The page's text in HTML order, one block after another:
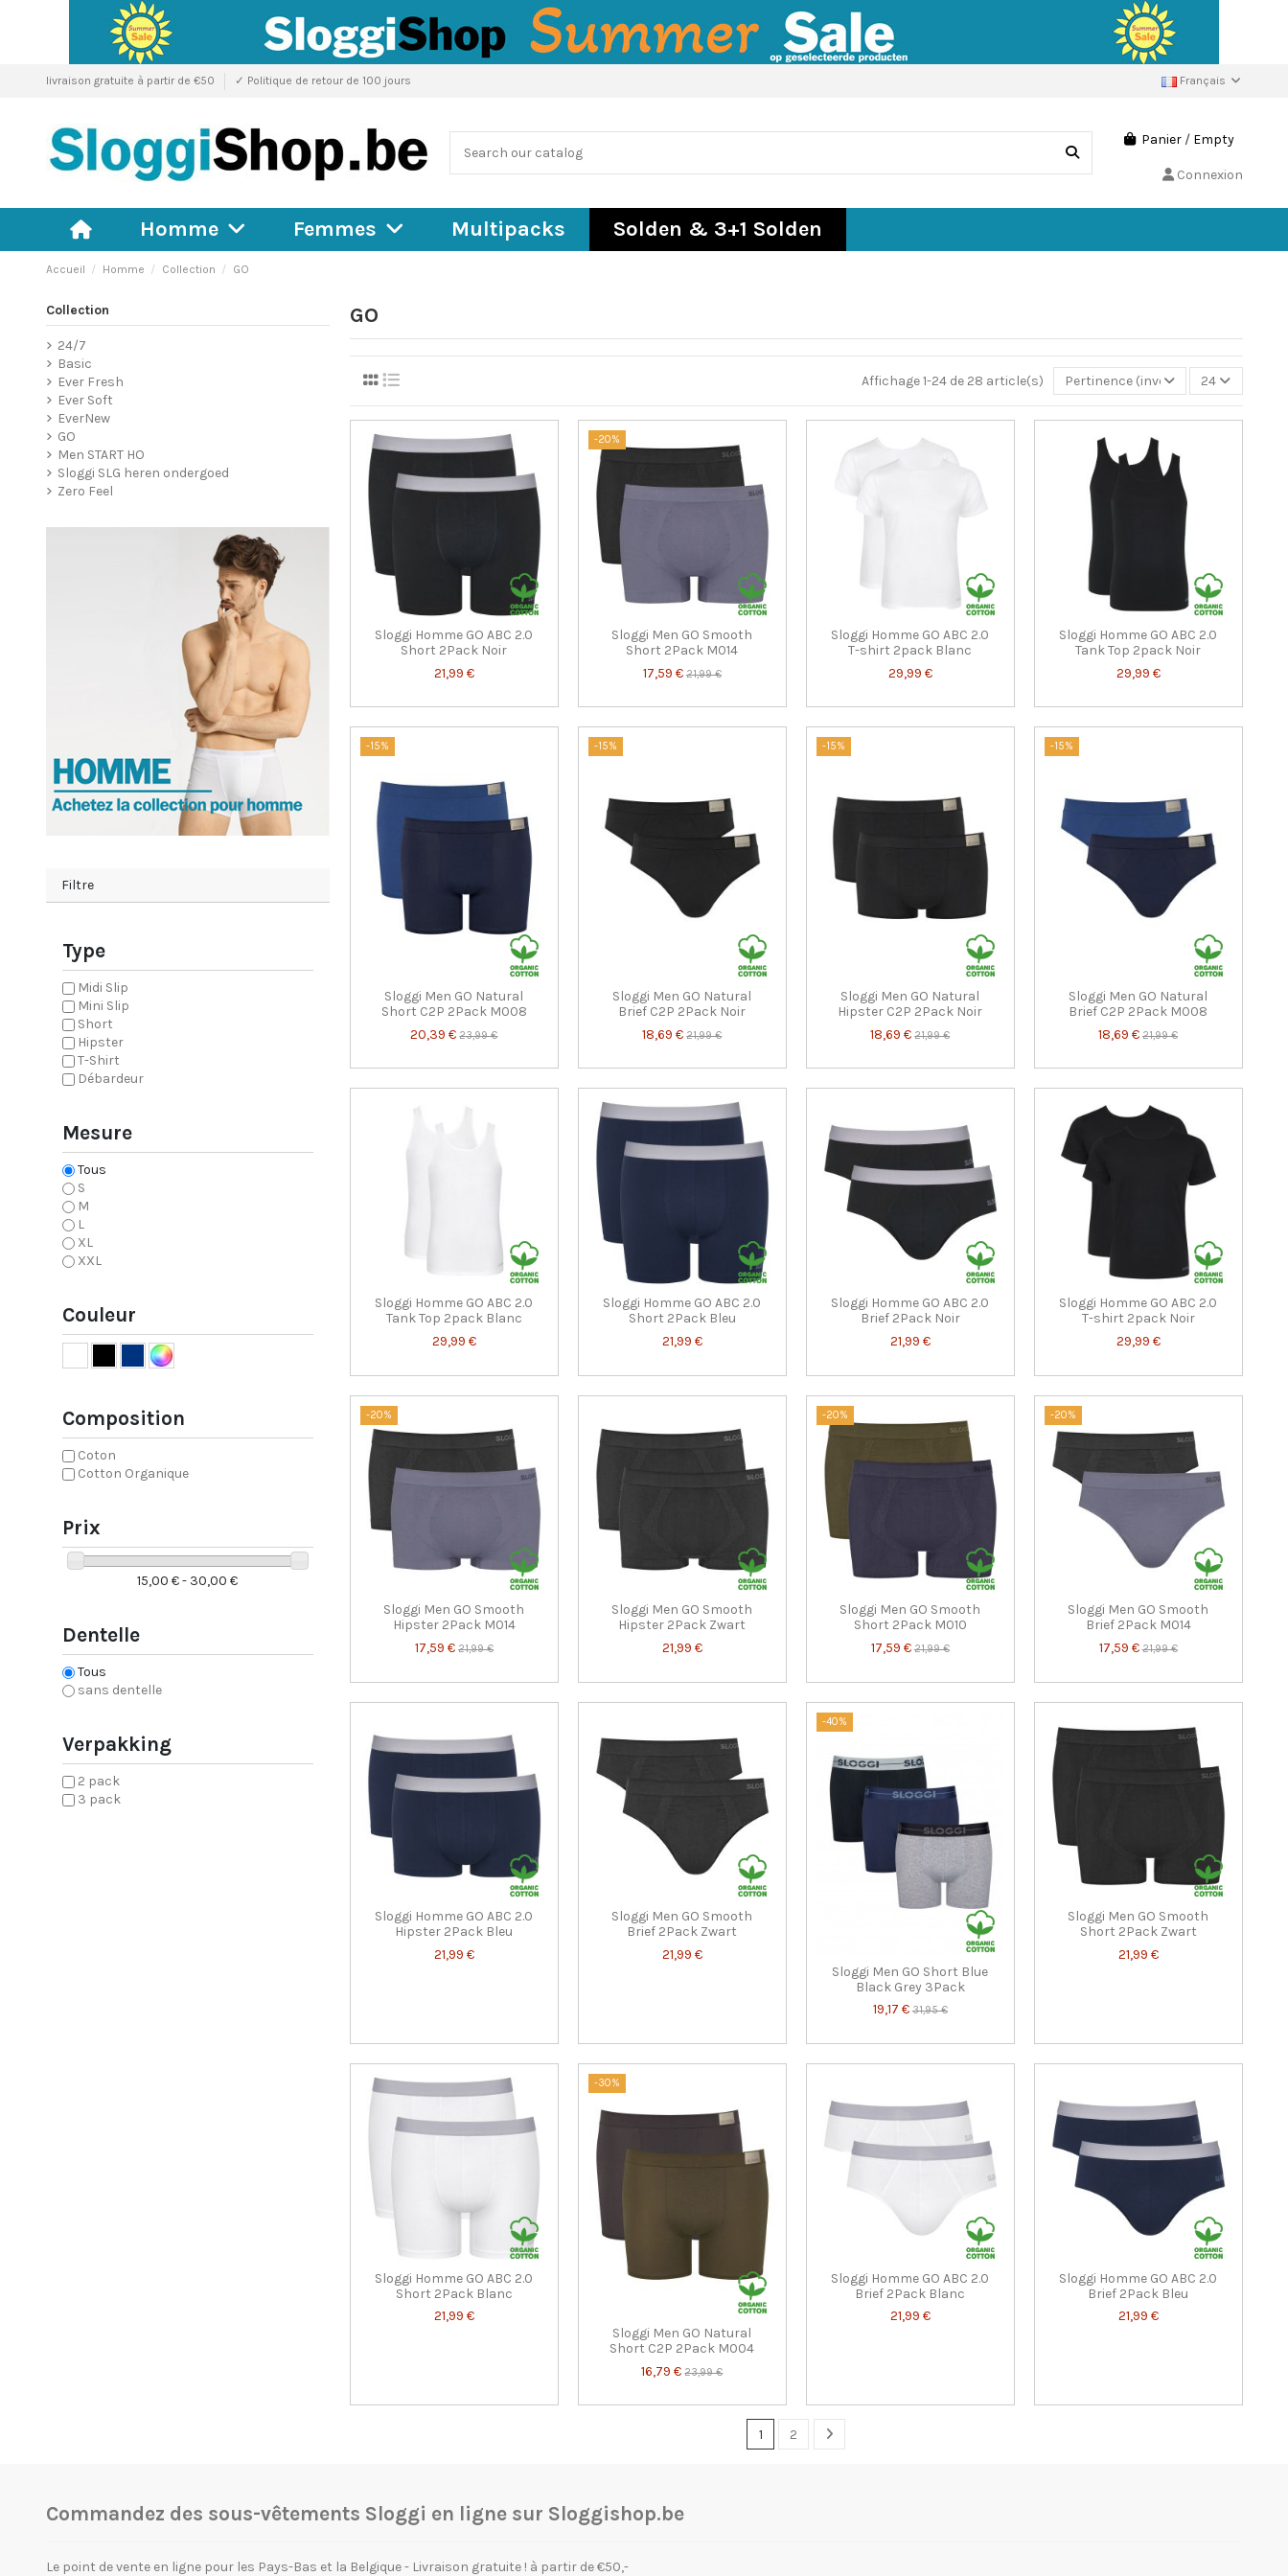
livraison gratuite à partir de €50 ✓ Politique de retour de 100 jours Français
Panier / Empty
Connexion
Homme Femmes Multipacks Solden & 3+1 Solden
Accueil Homme Collection GO
GO
Affichage 1-24 de 28 article(s) Pertinence (inverse) 24
Sloggi Homme GO ABC 2.0
Short 2Pack Noir
21,99 €
-20%
Sloggi Men GO Smooth
Short 2Pack M014
17,59 € 21,99 €
Sloggi Homme GO ABC 2.0
T-shirt 2pack Blanc
29,99 €
Sloggi Homme GO ABC 2.0
Tank Top 2pack Noir
29,99 €
-15%
Sloggi Men GO Natural
Short C2P 2Pack M008
20,39 €23,99 €
-15%
Sloggi Men GO Natural
Brief C2P 2Pack Noir
18,69 €21,99 €
-15%
Sloggi Men GO Natural
Hipster C2P 2Pack Noir
18,69 €21,99 €
-15%
Sloggi Men GO Natural
Brief C2P 2Pack M008
18,69 €21,99 €
Sloggi Homme GO ABC 2.0
Tank Top 2pack Blanc
29,99 €
Sloggi Homme GO ABC 2.0
Short 2Pack Bleu
21,99 €
Sloggi Homme GO ABC 2.0
Brief 2Pack Noir
21,99 €
Sloggi Homme GO ABC 2.0
T-shirt 2pack Noir
29,99 €
-20%
Sloggi Men GO Smooth
Hipster 2Pack M014
17,59 € 21,99 €
Sloggi Men GO Smooth
Hipster 2Pack Zwart
21,99 €
-20%
Sloggi Men GO Smooth
Short 2Pack M010
17,59 €21,99 €
-20%
Sloggi Men GO Smooth
Brief 2Pack M014
17,59 €21,99 €
Sloggi Homme GO ABC 2.0
Hipster 2Pack Bleu
21,99 €
Sloggi Men GO Smooth
Brief 2Pack Zwart
21,99 €
-40%
Sloggi Men GO Short Blue
Black Grey 3Pack
19,17 €31,95 €
Sloggi Men GO Smooth
Short 2Pack Zwart
21,99 €
Sloggi Homme GO ABC 2.0
Short 2Pack Blanc
21,99 €
-30%
Sloggi Men GO Natural
Short C2P 2Pack M004
16,79 €23,99 €
Sloggi Homme GO ABC 2.0
Brief 2Pack Blanc
21,99 €
Sloggi Homme GO ABC 2.0
Brief 2Pack Bleu
21,99 €
1 2
Collection
24/7
Basic
Ever Fresh
Ever Soft
EverNew
GO
Men START HO
Sloggi SLG heren ondergoed
Zero Feel
Filtre
Type
Midi Slip
Mini Slip
Short
Hipster
T-Shirt
Débardeur
Mesure
Tous
S
M
L
XL
XXL
Couleur
Composition
Coton
Cotton Organique
Prix
15,00 € - 30,00 €
Dentelle
Tous
sans dentelle
Verpakking
2 pack
3 pack
Commandez des sous-vêtements Sloggi en ligne sur Sloggishop.be
Le point de vente en ligne pour les Pays-Bas et la Belgique - Livraison gratuite ! à partir de €50,-